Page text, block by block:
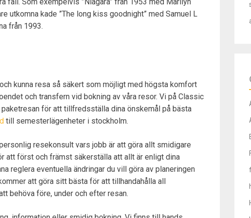
utkomna kade ”The long kiss goodnight” med Samuel L
från 1993.
kunna resa så säkert som möjligt med högsta komfort
och transfern vid bokning av våra resor. Vi på Classic
för att tillfredsställa dina önskemål på bästa
till semesterlägenheter i stockholm.
resekonsult vars jobb är att göra allt smidigare
att först och främst säkerställa att allt är enligt dina
reglera eventuella ändringar du vill göra av planeringen
att göra sitt bästa för att tillhandahålla all
behöva före, under och efter resan.